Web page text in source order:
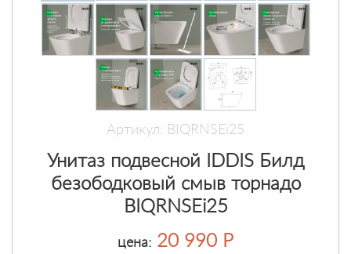
Артикул: BIQRNSEi25
Унитаз подвесной IDDIS Билд
безободковый смыв торнадо
BIQRNSEi25
цена: 20 990 Р